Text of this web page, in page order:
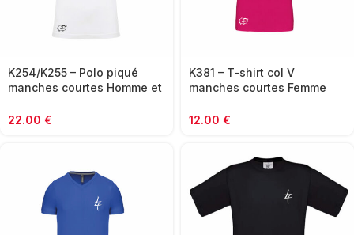
K254/K255 – Polo piqué
manches courtes Homme et
22.00 €
K381 – T-shirt col V
manches courtes Femme
12.00 €